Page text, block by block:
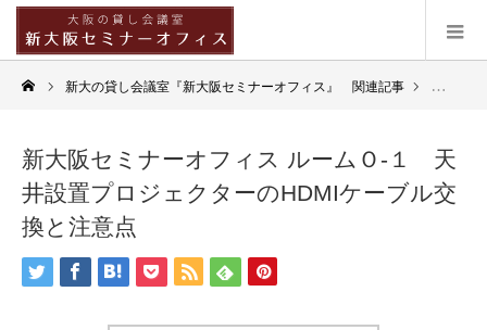
新大の貸し会議室『新大阪セミナーオフィス』 関連記事 Q&A
新大阪セミナーオフィス ルームＯ-１ 天
井設置プロジェクターのHDMIケーブル交
換と注意点